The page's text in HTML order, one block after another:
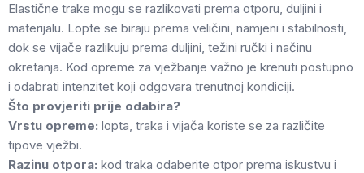
Elastične trake mogu se razlikovati prema otporu, duljini i
materijalu. Lopte se biraju prema veličini, namjeni i stabilnosti,
dok se vijače razlikuju prema duljini, težini ručki i načinu
okretanja. Kod opreme za vježbanje važno je krenuti postupno
i odabrati intenzitet koji odgovara trenutnoj kondiciji.
Što provjeriti prije odabira?
Vrstu opreme: lopta, traka i vijača koriste se za različite
tipove vježbi.
Razinu otpora: kod traka odaberite otpor prema iskustvu i